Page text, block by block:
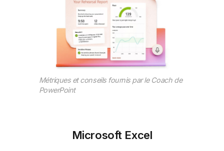
Métriques et conseils fournis par le Coach de
PowerPoint
Microsoft Excel